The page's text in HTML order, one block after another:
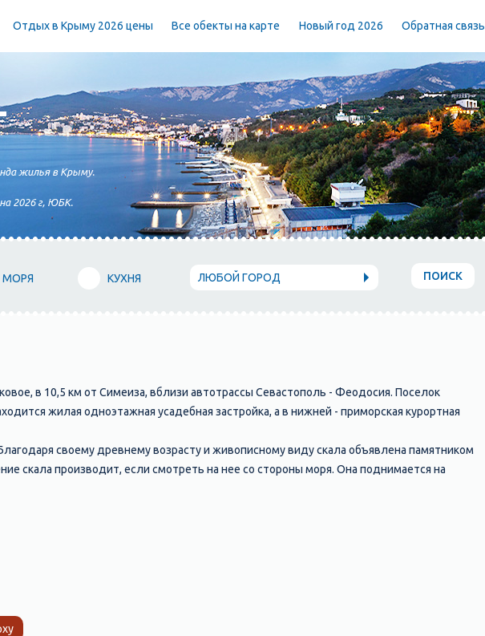
Отдых в Крыму 2026 цены Все обекты на карте Новый год 2026 Обратная связь
жилья в Крыму.
2026 г, ЮБК.
МОРЯ КУХНЯ ЛЮБОЙ ГОРОД ПОИСК
в 10,5 км от Симеиза, вблизи автотрассы Севастополь - Феодосия. Поселок
жилая одноэтажная усадебная застройка, а в нижней - приморская курортная
своему древнему возрасту и живописному виду скала объявлена памятником
скала производит, если смотреть на нее со стороны моря. Она поднимается на
порфиритов, переслаивающихся туфов, с включениями из обломков
На 35 километре старой трассы Ялта – Севастополь столбом с табличкой отмечено
для перехода из Среднего Крыма к Южному берегу. Протяженность